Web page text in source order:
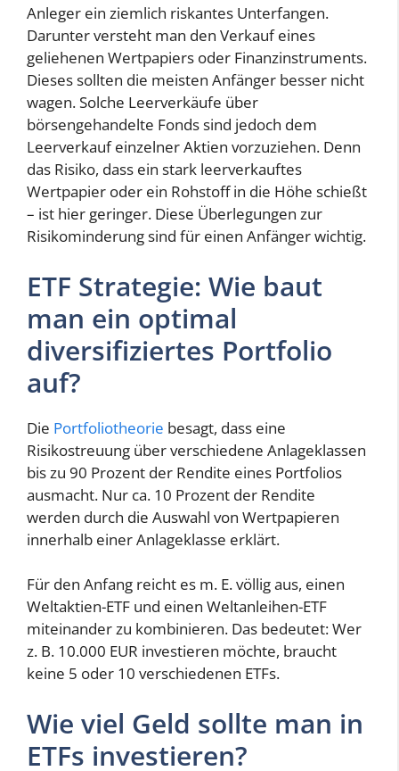
Anleger ein ziemlich riskantes Unterfangen.
Darunter versteht man den Verkauf eines
geliehenen Wertpapiers oder Finanzinstruments.
Dieses sollten die meisten Anfänger besser nicht
wagen. Solche Leerverkäufe über
börsengehandelte Fonds sind jedoch dem
Leerverkauf einzelner Aktien vorzuziehen. Denn
das Risiko, dass ein stark leerverkauftes
Wertpapier oder ein Rohstoff in die Höhe schießt
– ist hier geringer. Diese Überlegungen zur
Risikominderung sind für einen Anfänger wichtig.
ETF Strategie: Wie baut
man ein optimal
diversifiziertes Portfolio
auf?
Die Portfoliotheorie besagt, dass eine
Risikostreuung über verschiedene Anlageklassen
bis zu 90 Prozent der Rendite eines Portfolios
ausmacht. Nur ca. 10 Prozent der Rendite
werden durch die Auswahl von Wertpapieren
innerhalb einer Anlageklasse erklärt.
Für den Anfang reicht es m. E. völlig aus, einen
Weltaktien-ETF und einen Weltanleihen-ETF
miteinander zu kombinieren. Das bedeutet: Wer
z. B. 10.000 EUR investieren möchte, braucht
keine 5 oder 10 verschiedenen ETFs.
Wie viel Geld sollte man in
ETFs investieren?